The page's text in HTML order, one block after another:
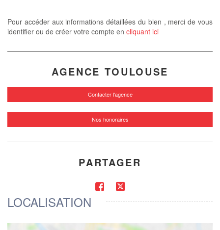
Pour accéder aux informations détaillées du bien , merci de vous
identifier ou de créer votre compte en cliquant ici
AGENCE TOULOUSE
Contacter l'agence
Nos honoraires
PARTAGER
LOCALISATION